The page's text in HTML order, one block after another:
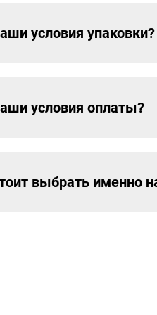
условия упаковки?
условия оплаты?
выбрать именно